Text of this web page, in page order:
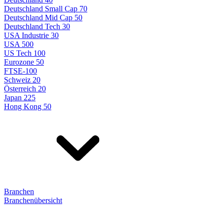
Deutschland Small Cap 70
Deutschland Mid Cap 50
Deutschland Tech 30
USA Industrie 30
USA 500
US Tech 100
Eurozone 50
FTSE-100
Schweiz 20
Österreich 20
Japan 225
Hong Kong 50
Branchen
Branchenübersicht